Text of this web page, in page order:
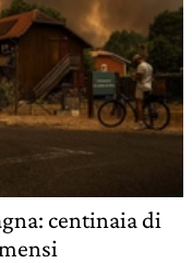
centinaia di